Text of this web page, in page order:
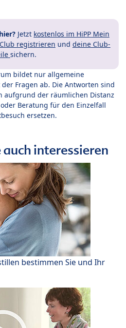
Jetzt kostenlos im HiPP Mein
registrieren und deine Club-
sichern.
bildet nur allgemeine
Fragen ab. Die Antworten sind
aufgrund der räumlichen Distanz
Beratung für den Einzelfall
ersetzen.
auch interessieren
bestimmen Sie und Ihr